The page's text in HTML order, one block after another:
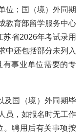
位；国（境）外同期
教育部留学服务中心
苏省2026年考试录用
中还包括部分未列入
有事业单位需要的专
及国（境）外同期毕
员，如报名时无工作
。聘用后有关事项按